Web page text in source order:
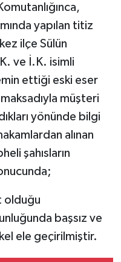
yapılan titiz
ilçe Sülün
ve İ.K. isimli
ettiği eski eser
müşteri
yönünde bilgi
alınan
şahısların
olduğu
başsız ve
ele geçirilmiştir.